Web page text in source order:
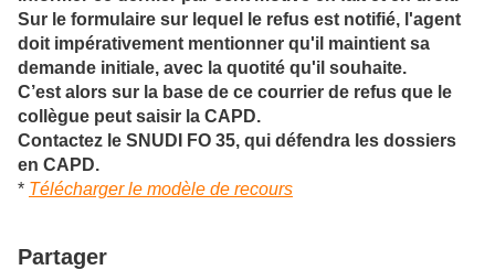
Sur le formulaire sur lequel le refus est notifié, l'agent
doit impérativement mentionner qu'il maintient sa
demande initiale, avec la quotité qu'il souhaite.
C’est alors sur la base de ce courrier de refus que le
collègue peut saisir la CAPD.
Contactez le SNUDI FO 35, qui défendra les dossiers
en CAPD.
* Télécharger le modèle de recours
Partager